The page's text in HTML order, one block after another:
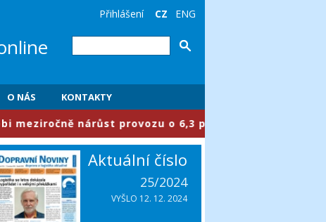
Přihlášení CZ ENG
O NÁS KONTAKTY
nárůst provozu o 6,3 procenta
Aktuální číslo
25/2024
VYŠLO 12. 12. 2024